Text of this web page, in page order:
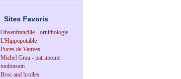
Sites Favoris
Obsenfrancilie - ornithologie
L'Hippopotable
Puces de Vanves
Michel Grau - patrimoine
toulousain
Broc and brolles